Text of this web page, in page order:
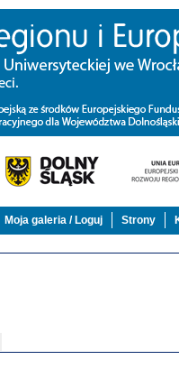
Moja galeria / Loguj Strony